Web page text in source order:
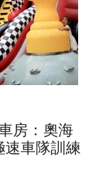
房：奧海
速車隊訓練